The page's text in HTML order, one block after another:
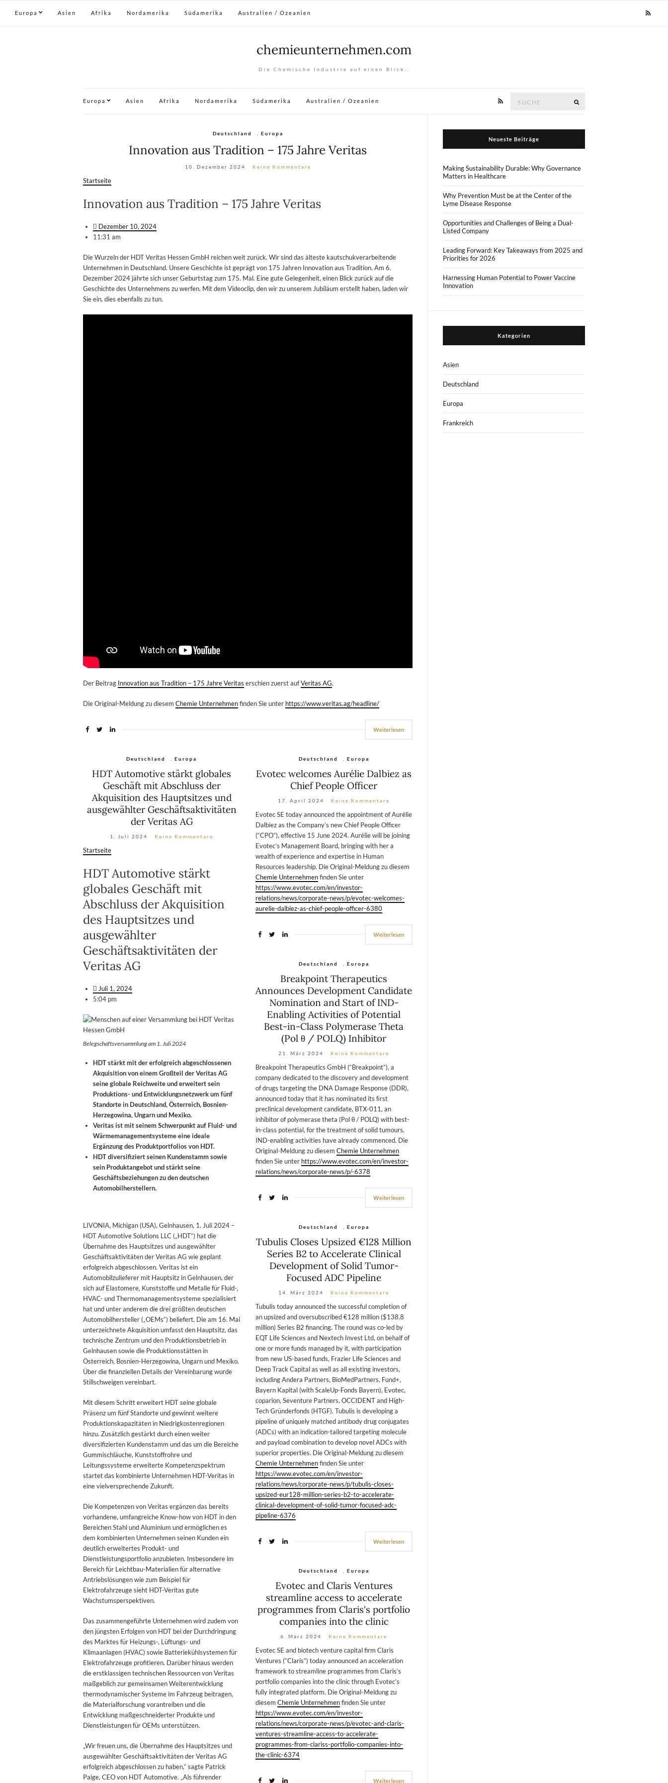
Europa Asien Afrika Nordamerika Südamerika Australien / Ozeanien
chemieunternehmen.com
Die Chemische Industrie auf einen Blick…
Europa Asien Afrika Nordamerika Südamerika Australien / Ozeanien
Deutschland Europa
Innovation aus Tradition – 175 Jahre Veritas
10. Dezember 2024 Keine Kommentare
Startseite
Innovation aus Tradition – 175 Jahre Veritas
Dezember 10, 2024
11:31 am
Die Wurzeln der HDT Veritas Hessen GmbH reichen weit zurück. Wir sind das älteste kautschukverarbeitende
Unternehmen in Deutschland. Unsere Geschichte ist geprägt von 175 Jahren Innovation aus Tradition. Am 6.
Dezember 2024 jährte sich unser Geburtstag zum 175. Mal. Eine gute Gelegenheit, einen Blick zurück auf die
Geschichte des Unternehmens zu werfen. Mit dem Videoclip, den wir zu unserem Jubiläum erstellt haben, laden wir
Sie ein, dies ebenfalls zu tun.
Der Beitrag Innovation aus Tradition – 175 Jahre Veritas erschien zuerst aufVeritas AG.
Die Original-Meldung zu diesem Chemie Unternehmenfinden Sie unter https://www.veritas.ag/headline/
Weiterlesen
Deutschland ,Europa
HDT Automotive stärkt globales
Geschäft mit Abschluss der
Akquisition des Hauptsitzes und
ausgewählter Geschäftsaktivitäten
der Veritas AG
1. Juli 2024 Keine Kommentare
Startseite
HDT Automotive stärkt
globales Geschäft mit
Abschluss der Akquisition
des Hauptsitzes und
ausgewählter
Geschäftsaktivitäten der
Veritas AG
Juli 1, 2024
5:04 pm
Belegschaftsversammlung am 1. Juli 2024
HDT stärkt mit der erfolgreich abgeschlossenen
Akquisition von einem Großteil der Veritas AG
seine globale Reichweite und erweitert sein
Produktions- und Entwicklungsnetzwerk um fünf
Standorte in Deutschland, Österreich, Bosnien-
Herzegowina, Ungarn und Mexiko.
Veritas ist mit seinem Schwerpunkt auf Fluid- und
Wärmemanagementsysteme eine ideale
Ergänzung des Produktportfolios von HDT.
HDT diversifiziert seinen Kundenstamm sowie
sein Produktangebot und stärkt seine
Geschäftsbeziehungen zu den deutschen
Automobilherstellern.
LIVONIA, Michigan (USA), Gelnhausen, 1. Juli 2024 –
HDT Automotive Solutions LLC („HDT“) hat die
Übernahme des Hauptsitzes und ausgewählter
Geschäftsaktivitäten der Veritas AG wie geplant
erfolgreich abgeschlossen. Veritas ist ein
Automobilzulieferer mit Hauptsitz in Gelnhausen, der
sich auf Elastomere, Kunststoffe und Metalle für Fluid-,
HVAC- und Thermomanagementsysteme spezialisiert
hat und unter anderem die drei größten deutschen
Automobilhersteller („OEMs“) beliefert. Die am 16. Mai
unterzeichnete Akquisition umfasst den Hauptsitz, das
technische Zentrum und den Produktionsbetrieb in
Gelnhausen sowie die Produktionsstätten in
Österreich, Bosnien-Herzegowina, Ungarn und Mexiko.
Über die finanziellen Details der Vereinbarung wurde
Stillschweigen vereinbart.
Mit diesem Schritt erweitert HDT seine globale
Präsenz um fünf Standorte und gewinnt weitere
Produktionskapazitäten in Niedrigkostenregionen
hinzu. Zusätzlich gestärkt durch einen weiter
diversifizierten Kundenstamm und das um die Bereiche
Gummischläuche, Kunststoffrohre und
Leitungssysteme erweiterte Kompetenzspektrum
startet das kombinierte Unternehmen HDT-Veritas in
eine vielversprechende Zukunft.
Die Kompetenzen von Veritas ergänzen das bereits
vorhandene, umfangreiche Know-how von HDT in den
Bereichen Stahl und Aluminium und ermöglichen es
dem kombinierten Unternehmen seinen Kunden ein
deutlich erweitertes Produkt- und
Dienstleistungsportfolio anzubieten. Insbesondere im
Bereich für Leichtbau-Materialien für alternative
Antriebslösungen wie zum Beispiel für
Elektrofahrzeuge sieht HDT-Veritas gute
Wachstumsperspektiven.
Das zusammengeführte Unternehmen wird zudem von
den jüngsten Erfolgen von HDT bei der Durchdringung
des Marktes für Heizungs-, Lüftungs- und
Klimaanlagen (HVAC) sowie Batteriekühlsystemen für
Elektrofahrzeuge profitieren. Darüber hinaus werden
die erstklassigen technischen Ressourcen von Veritas
maßgeblich zur gemeinsamen Weiterentwicklung
thermodynamischer Systeme im Fahrzeug beitragen,
die Materialforschung vorantreiben und die
Entwicklung maßgeschneiderter Produkte und
Dienstleistungen für OEMs unterstützen.
„Wir freuen uns, die Übernahme des Hauptsitzes und
ausgewählter Geschäftsaktivitäten der Veritas AG
erfolgreich abgeschlossen zu haben,“ sagte Patrick
Paige, CEO von HDT Automotive. „Als führender
Deutschland Europa
Evotec welcomes Aurélie Dalbiez as
Chief People Officer
17. April 2024 Keine Kommentare
Evotec SE today announced the appointment of Aurélie
Dalbiez as the Company’s new Chief People Officer
(“CPO”), effective 15 June 2024. Aurélie will be joining
Evotec’s Management Board, bringing with her a
wealth of experience and expertise in Human
Resources leadership. Die Original-Meldung zu diesem
Chemie Unternehmenfinden Sie unter
https://www.evotec.com/en/investor-
relations/news/corporate-news/p/evotec-welcomes-
aurelie-dalbiez-as-chief-people-officer-6380
Weiterlesen
Deutschland Europa
Breakpoint Therapeutics
Announces Development Candidate
Nomination and Start of IND-
Enabling Activities of Potential
Best-in-Class Polymerase Theta
(Pol θ / POLQ) Inhibitor
21. März 2024 Keine Kommentare
Breakpoint Therapeutics GmbH (“Breakpoint”), a
company dedicated to the discovery and development
of drugs targeting the DNA Damage Response (DDR),
announced today that it has nominated its ﬁrst
preclinical development candidate, BTX-011, an
inhibitor of polymerase theta (Pol θ / POLQ) with best-
in-class potential, for the treatment of solid tumours.
IND-enabling activities have already commenced. Die
Original-Meldung zu diesem Chemie Unternehmen
finden Sie unter https://www.evotec.com/en/investor-
relations/news/corporate-news/p/-6378
Weiterlesen
Deutschland Europa
Tubulis Closes Upsized €128 Million
Series B2 to Accelerate Clinical
Development of Solid Tumor-
Focused ADC Pipeline
14. März 2024 Keine Kommentare
Tubulis today announced the successful completion of
an upsized and oversubscribed €128 million ($138.8
million) Series B2 financing. The round was co-led by
EQT Life Sciences and Nextech Invest Ltd, on behalf of
one or more funds managed by it, with participation
from new US-based funds, Frazier Life Sciences and
Deep Track Capital as well as all existing investors,
including Andera Partners, BioMedPartners, Fund+,
Bayern Kapital (with ScaleUp-Fonds Bayern), Evotec,
coparion, Seventure Partners, OCCIDENT and High-
Tech Gründerfonds (HTGF). Tubulis is developing a
pipeline of uniquely matched antibody drug conjugates
(ADCs) with an indication-tailored targeting molecule
and payload combination to develop novel ADCs with
superior properties. Die Original-Meldung zu diesem
Chemie Unternehmenfinden Sie unter
https://www.evotec.com/en/investor-
relations/news/corporate-news/p/tubulis-closes-
upsized-eur128-million-series-b2-to-accelerate-
clinical-development-of-solid-tumor-focused-adc-
pipeline-6376
Weiterlesen
Deutschland Europa
Evotec and Claris Ventures
streamline access to accelerate
programmes from Claris's portfolio
companies into the clinic
6. März 2024 Keine Kommentare
Evotec SE and biotech venture capital firm Claris
Ventures (“Claris”) today announced an acceleration
framework to streamline programmes from Claris’s
portfolio companies into the clinic through Evotec’s
fully integrated platform. Die Original-Meldung zu
diesem Chemie Unternehmenfinden Sie unter
https://www.evotec.com/en/investor-
relations/news/corporate-news/p/evotec-and-claris-
ventures-streamline-access-to-accelerate-
programmes-from-clariss-portfolio-companies-into-
the-clinic-6374
Weiterlesen
Neueste Beiträge
Making Sustainability Durable: Why Governance
Matters in Healthcare
Why Prevention Must be at the Center of the
Lyme Disease Response
Opportunities and Challenges of Being a Dual-
Listed Company
Leading Forward: Key Takeaways from 2025 and
Priorities for 2026
Harnessing Human Potential to Power Vaccine
Innovation
Kategorien
Asien
Deutschland
Europa
Frankreich